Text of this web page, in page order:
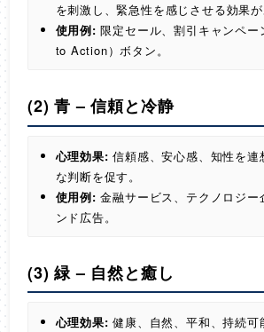
を刺激し、緊急性を感じさせる効果が
使用例: 限定セール、割引キャンペー
to Action）ボタン。
(2) 青 – 信頼と冷静
心理効果: 信頼感、安心感、知性を連
な判断を促す。
使用例: 金融サービス、テクノロジー
ンド広告。
(3) 緑 – 自然と癒し
心理効果: 健康、自然、平和、持続可